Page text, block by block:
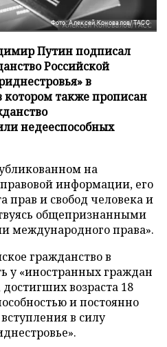
Фото: Алексей Коновалов/ТАСС
Путин подписал
Российской
в
также прописан
недееспособных
на
информации, его
прав и свобод человека и
общепризнанными
международного права».
гражданство в
у «иностранных граждан
возраста 18
и постоянно
в силу